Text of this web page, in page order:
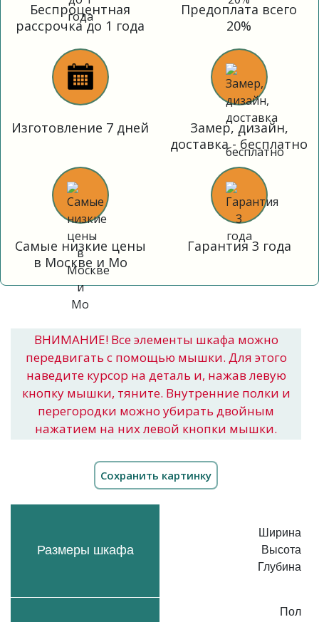
Беспроцентная
рассрочка до 1 года
Предоплата всего
20%
Изготовление 7 дней
Замер, дизайн,
доставка - бесплатно
Самые низкие цены
в Москве и Мо
Гарантия 3 года
ВНИМАНИЕ! Все элементы шкафа можно
передвигать с помощью мышки. Для этого
наведите курсор на деталь и, нажав левую
кнопку мышки, тяните. Внутренние полки и
перегородки можно убирать двойным
нажатием на них левой кнопки мышки.
Размеры шкафа
Ширина
Высота
Глубина
Пол